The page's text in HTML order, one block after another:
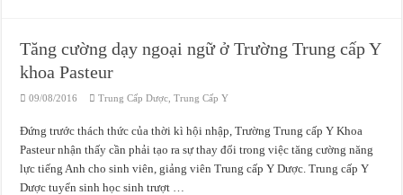
Tăng cường dạy ngoại ngữ ở Trường Trung cấp Y
khoa Pasteur
09/08/2016 Trung Cấp Dược ,Trung Cấp Y
Đứng trước thách thức của thời kì hội nhập, Trường Trung cấp Y Khoa
Pasteur nhận thấy cần phải tạo ra sự thay đổi trong việc tăng cường năng
lực tiếng Anh cho sinh viên, giảng viên Trung cấp Y Dược. Trung cấp Y
Dược tuyển sinh học sinh trượt …